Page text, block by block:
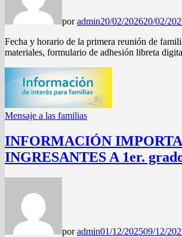
poradmin20/02/202620/02/
Fecha y horario de la primera reunión de
materiales, formulario de adhesión libreta
Mensaje a las familias
INFORMACIÓN
INGRESANTES A 1er.
poradmin01/12/202509/12/